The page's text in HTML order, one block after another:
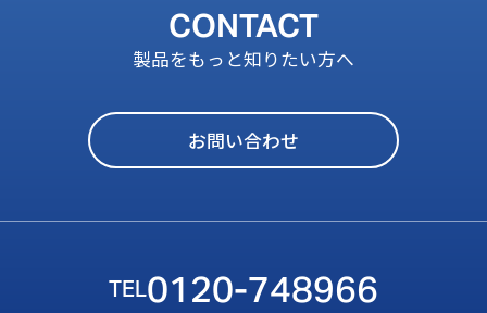
CONTACT
製品をもっと知りたい方へ
お問い合わせ
0120-748966